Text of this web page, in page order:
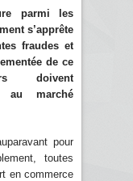
parmi les
s’apprête
fraudes et
de ce
doivent
au marché
pour
toutes
en commerce